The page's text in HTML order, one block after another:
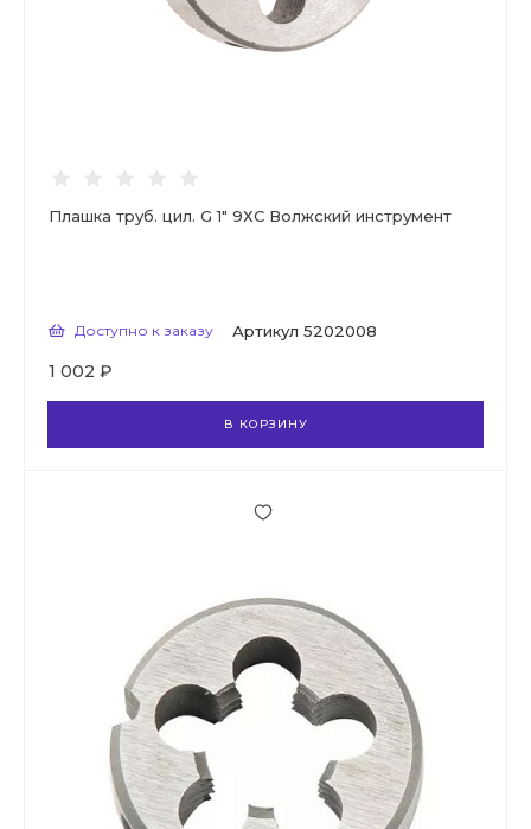
Плашка труб. цил. G 1" 9ХС Волжский инструмент
Доступно к заказу Артикул 5202008
1 002 ₽
В КОРЗИНУ